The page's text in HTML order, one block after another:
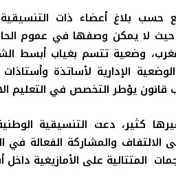
بلاغ أعضاء ذات
لا يمكن وصفها في عموم
وضعية تتسم بغياب أبسط
الإدارية لأساتذة
قانون يؤطر التخصص في التعليم
كثير، دعت التنسيقية
الالتفاف والمشاركة الفعالة
المتتالية على الأمازيغية داخل